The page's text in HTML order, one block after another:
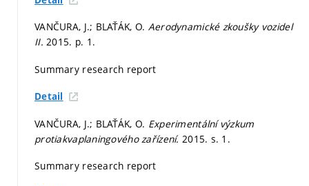
VANČURA, J.; BLAŤÁK, O. Aerodynamické zkoušky vozidel
II.2015. p. 1.
Summary research report
Detail
VANČURA, J.; BLAŤÁK, O. Experimentální výzkum
protiakvaplaningového zařízení. 2015. s. 1.
Summary research report